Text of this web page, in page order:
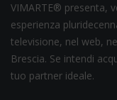
VIMARTE® presenta,
esperienza
televisione, nel web,
Brescia. Se intendi
tuo partner ideale.